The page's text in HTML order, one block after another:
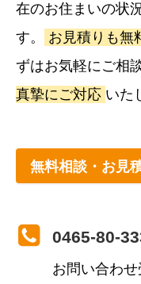
在のお住まいの状
す。
お見積りも無
ずはお気軽にご相
真摯にご対応 いた
無料相談・お見
0465-80-
お問い合わ